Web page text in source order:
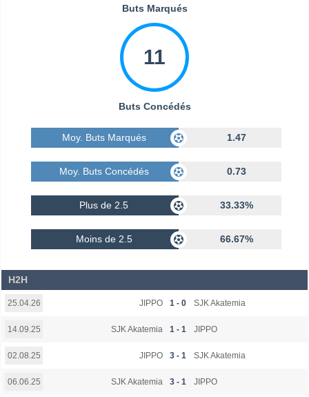
Buts Marqués
11
Buts Concédés
Moy. Buts Marqués 1.47
Moy. Buts Concédés 0.73
Plus de 2.5 33.33%
Moins de 2.5 66.67%
H2H
25.04.26 JIPPO 1 - 0 SJK Akatemia
14.09.25 SJK Akatemia 1 - 1 JIPPO
02.08.25 JIPPO 3 - 1 SJK Akatemia
06.06.25 SJK Akatemia 3 - 1 JIPPO